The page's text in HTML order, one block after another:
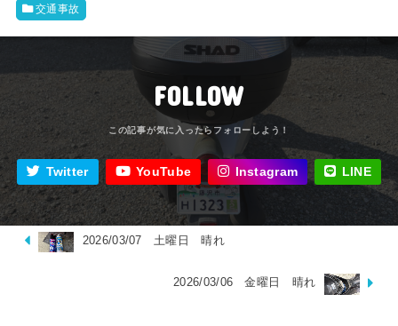
交通事故
FOLLOW
Twitter YouTube Instagram LINE
2026/03/07 土曜日 晴れ
2026/03/06 金曜日 晴れ